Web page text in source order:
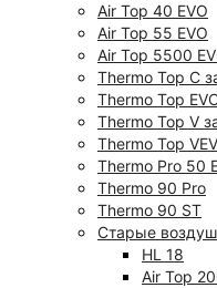
Air Top 40 EVO
Air Top 55 EVO
Air Top 5500
Thermo Top C
Thermo Top
Thermo Top V
Thermo Top
Thermo Pro 50
Thermo 90 Pro
Thermo 90 ST
Старые
HL 18
Air Top